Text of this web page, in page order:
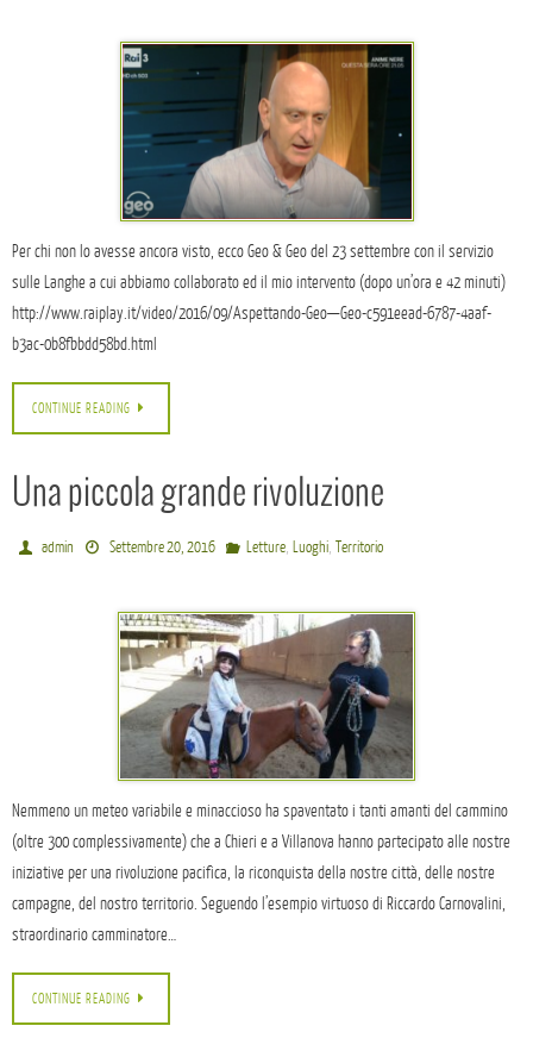
Per chi non lo avesse ancora visto, ecco Geo & Geo del 23 settembre con il servizio
sulle Langhe a cui abbiamo collaborato ed il mio intervento (dopo un’ora e 42 minuti)
http://www.raiplay.it/video/2016/09/Aspettando-Geo—Geo-c591eead-6787-4aaf-
b3ac-0b8fbbdd58bd.html
CONTINUE READING
Una piccola grande rivoluzione
admin Settembre 20, 2016 Letture, Luoghi, Territorio
Nemmeno un meteo variabile e minaccioso ha spaventato i tanti amanti del cammino
(oltre 300 complessivamente) che a Chieri e a Villanova hanno partecipato alle nostre
iniziative per una rivoluzione pacifica, la riconquista della nostre città, delle nostre
campagne, del nostro territorio. Seguendo l’esempio virtuoso di Riccardo Carnovalini,
straordinario camminatore…
CONTINUE READING